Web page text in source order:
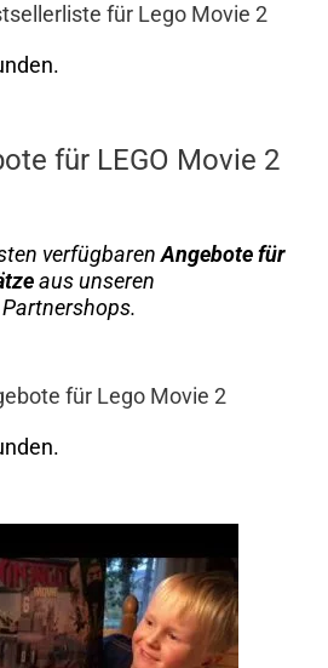
für Lego Movie 2
für LEGO Movie 2
verfügbarenAngebote für
aus unseren
für Lego Movie 2